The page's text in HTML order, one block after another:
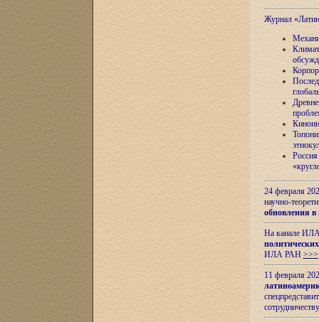
Журнал
24 февраля
научно-
обновления в
На канале
ИЛА РАН >>>
11 февраля